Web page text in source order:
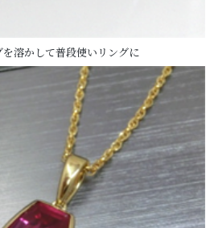
を溶かして普段使いリングに